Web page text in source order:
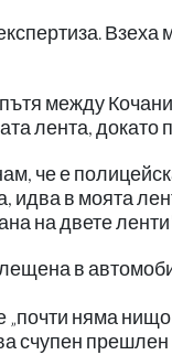
между
лента, докато
че е
идва в моята
на двете
в
„почти няма
счупен